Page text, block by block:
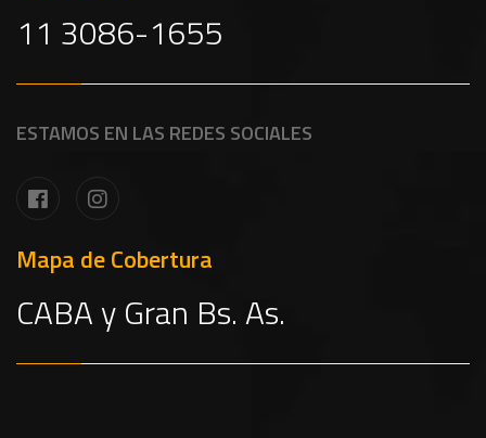
11 3086-1655
ESTAMOS EN LAS REDES SOCIALES
Mapa de Cobertura
CABA y Gran Bs. As.